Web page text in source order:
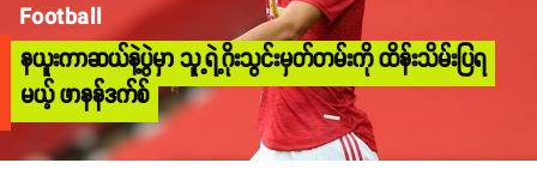
Football
နယူးကာဆယ်နဲ့ပွဲမှာ သူ့ရဲ့ဂိုးသွင်းမှတ်တမ်းကို ထိန်းသိမ်းပြရ
မယ့် ဖာနန်ဒက်စ်